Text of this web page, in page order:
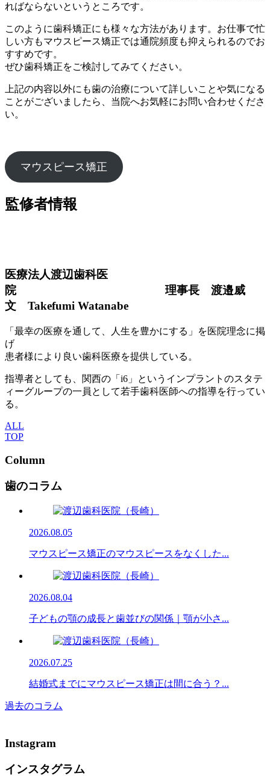
ればならないというところです。
このように歯科矯正にも様々な方法があります。お仕事で忙
しい方もマウスピース矯正では通院頻度も抑えられるのでお
すすめです。
ぜひ歯科矯正をご検討してみてください。
上記の内容以外にも歯の治療について詳しいことや気になる
ことがございましたら、当院へお気軽にお問い合わせくださ
い。
マウスピース矯正
監修者情報
医療法人渡辺歯科医
院 理事長 渡邉威
文 Takefumi Watanabe
「最幸の医療を通して、人生を豊かにする」を医院理念に掲
げ
患者様により良い歯科医療を提供している。
指導者としても、関西の「i6」というインプラントのスタテ
ィーグループの一員として若手歯科医師への指導を行ってい
る。
ALL
TOP
Column
歯のコラム
2026.08.05
マウスピース矯正のマウスピースをなくした...
2026.08.04
子どもの顎の成長と歯並びの関係｜顎が小さ...
2026.07.25
結婚式までにマウスピース矯正は間に合う？...
過去のコラム
Instagram
インスタグラム